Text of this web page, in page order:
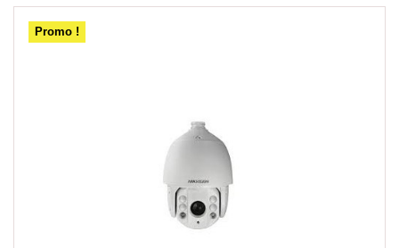
Promo !